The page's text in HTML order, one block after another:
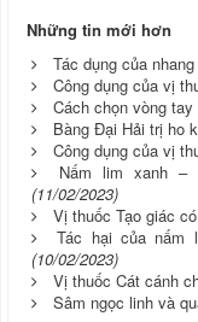
Những tin mới hơn
Tác dụng của
Công dụng của vị
Cách chọn vòng
Bàng Đại Hải trị ho
Công dụng của vị
Nấm lim xanh
(11/02/2023)
Vị thuốc Tạo giác
Tác hại của nấm
(10/02/2023)
Vị thuốc Cát cánh
Sâm ngọc linh và